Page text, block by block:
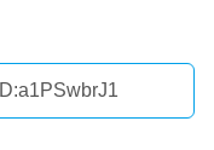
ID:a1PSwbrJ1